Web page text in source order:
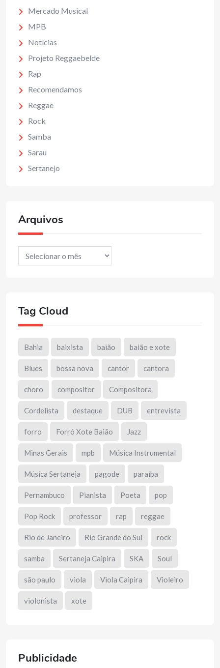
Mercado Musical
MPB
Notícias
Projeto Reggaebelde
Rap
Recomendamos
Reggae
Rock
Samba
Sarau
Sertanejo
Arquivos
Arquivos
Tag Cloud
Bahia baixista baião baião e xote
Blues bossa nova cantor cantora
choro compositor Compositora
Cordelista destaque DUB entrevista
forro Forró Xote Baião Jazz
Minas Gerais mpb Música Instrumental
Música Sertaneja pagode paraíba
Pernambuco Pianista Poeta pop
Pop Rock professor rap reggae
Rio de Janeiro Rio Grande do Sul rock
samba Sertaneja Caipira SKA Soul
são paulo viola Viola Caipira Violeiro
violonista xote
Publicidade